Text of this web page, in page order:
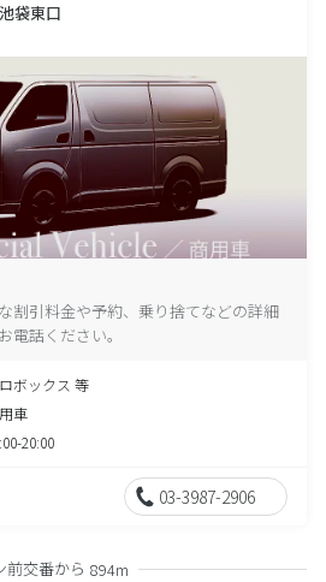
袋東口
割引料金や予約、乗り捨てなどの詳細
電話ください。
ボックス 等
車
20:00
03-3987-2906
前交番から 894m